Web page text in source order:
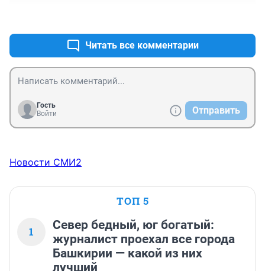
Читать все комментарии
Гость
Войти
Отправить
Новости СМИ2
ТОП 5
1
Север бедный, юг богатый:
журналист проехал все города
Башкирии — какой из них
лучший